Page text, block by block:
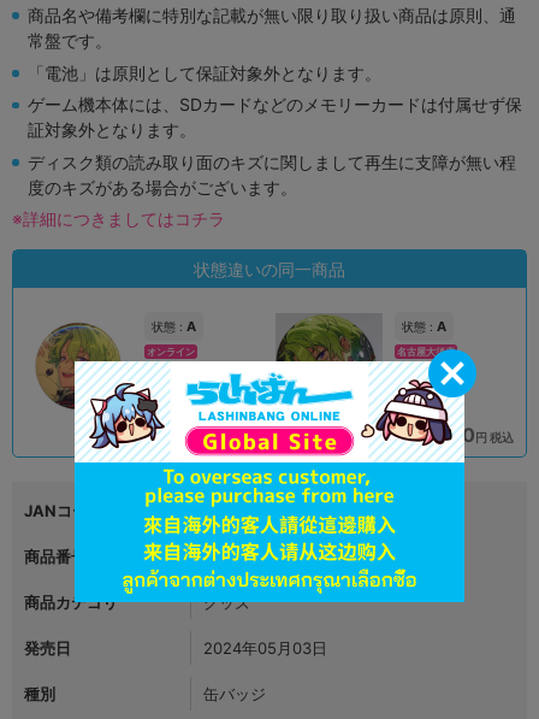
商品名や備考欄に特別な記載が無い限り取り扱い商品は原則、通
常盤です。
「電池」は原則として保証対象外となります。
ゲーム機本体には、SDカードなどのメモリーカードは付属せず保
証対象外となります。
ディスク類の読み取り面のキズに関しまして再生に支障が無い程
度のキズがある場合がございます。
※詳細につきましてはコチラ
状態違いの同一商品
状態 : A
オンライン
在庫あり 1,590 円 税込
状態 : A
名古屋大須店
在庫あり 2,290 円 税込
JANコード 4570170046239
商品番号 L06857188
商品カテゴリ グッズ
発売日 2024年05月03日
種別 缶バッジ